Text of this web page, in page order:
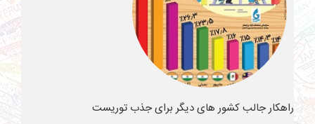
راهکار جالب کشور های دیگر برای جذب توریست